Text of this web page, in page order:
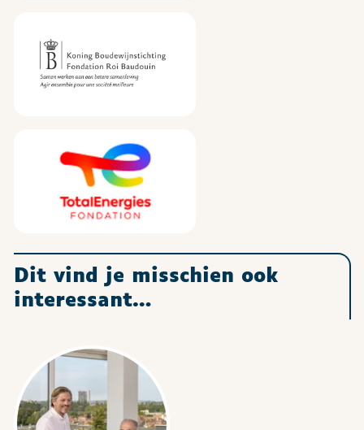
Fondation TotalEnergies - Stichting TotalEnergies
Dit vind je misschien ook
interessant…